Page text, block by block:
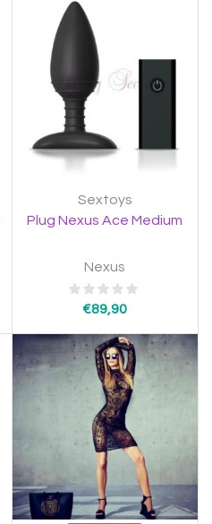
Sextoys
Plug Nexus Ace Medium
Nexus
€89,90